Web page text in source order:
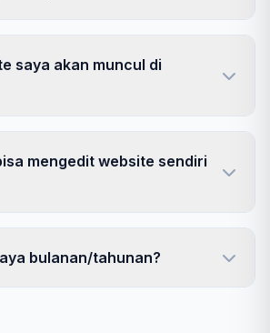
saya akan muncul di
mengedit website sendiri
bulanan/tahunan?